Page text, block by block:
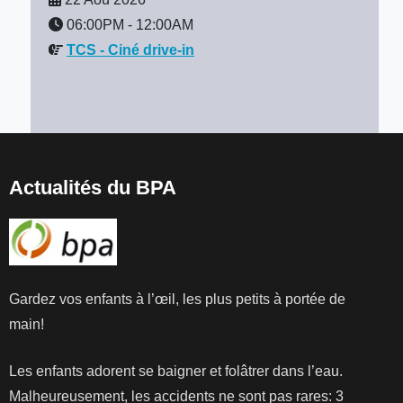
06:00PM - 12:00AM
TCS - Ciné drive-in
Actualités du BPA
Gardez vos enfants à l’œil, les plus petits à portée de
main!
Les enfants adorent se baigner et folâtrer dans l’eau.
Malheureusement, les accidents ne sont pas rares: 3